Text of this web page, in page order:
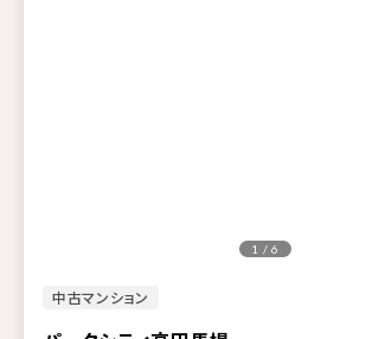
中古マンション
1 / 6